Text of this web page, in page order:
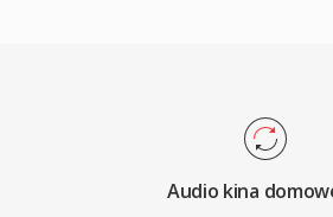
wysokiej rozdzielczosci, gdzie
pelnej jakosci zrodlowej jest
bit/192 kHz. Kluczowe atuty to
sprzetowa w amplitunerach AV,
gier i systemach informacyjno-
Audio kina